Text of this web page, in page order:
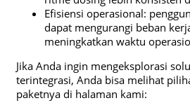
Efisiensi operasional:
dapat mengurangi beban
meningkatkan waktu
Jika Anda ingin mengeksplorasi
terintegrasi, Anda bisa melihat
paketnya di halaman kami: